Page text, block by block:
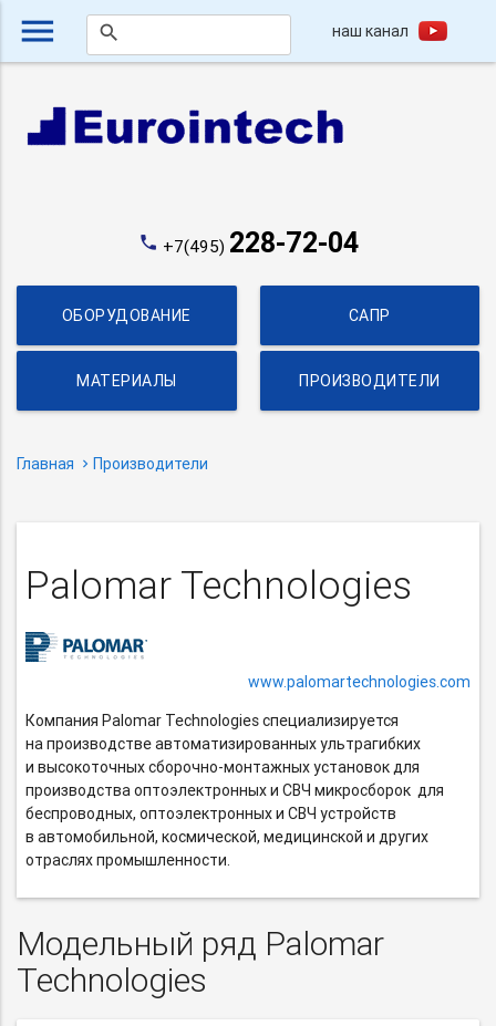
menu search наш канал
phone +7(495) 228-72-04
ОБОРУДОВАНИЕ САПР
МАТЕРИАЛЫ ПРОИЗВОДИТЕЛИ
Главная Производители
Palomar Technologies
www.palomartechnologies.com
Компания Palomar Technologies специализируется
на производстве автоматизированных ультрагибких
и высокоточныхсборочно-монтажныхустановок для
производства оптоэлектронных и СВЧ микросборок для
беспроводных, оптоэлектронных и СВЧ устройств
в автомобильной, космической, медицинской и других
отраслях промышленности.
Модельный ряд Palomar
Technologies